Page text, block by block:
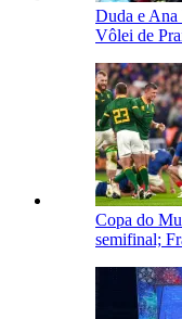
Duda e
Vôlei de
Copa do
semifinal;